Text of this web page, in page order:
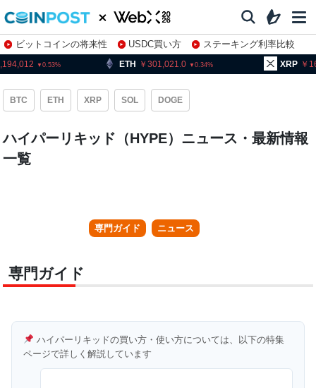
ビットコインの将来性 USDC買い方
ステーキング利率比較
株特集・関連銘柄
0.53 ETH 301,021.0 0.34 XRP
BTC ETH XRP SOL DOGE
ハイパーリキッド（HYPE）ニュース・最新情報
一覧
専門ガイド ニュース
専門ガイド
ハイパーリキッドの買い方・使い方については、以下の特集
ページで詳しく解説しています